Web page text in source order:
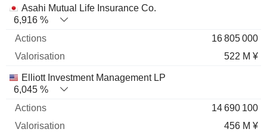
Nom Actions % Valorisation
Asahi Mutual Life Insurance Co.
6,916 %
16 805 000
522 M ¥
Elliott Investment Management LP
6,045 %
14 690 100
456 M ¥